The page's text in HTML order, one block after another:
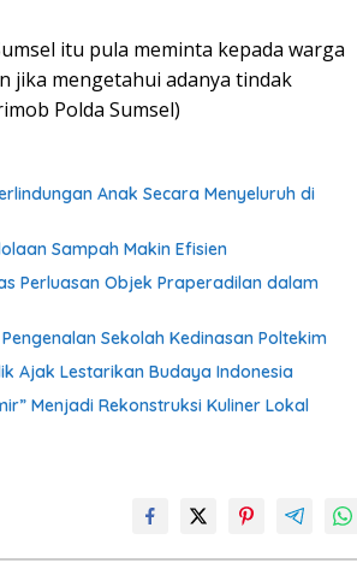
itu pula meminta kepada warga
jika mengetahui adanya tindak
Polda Sumsel)
Anak Secara Menyeluruh di
Sampah Makin Efisien
Perluasan Objek Praperadilan dalam
Sekolah Kedinasan Poltekim
Ajak Lestarikan Budaya Indonesia
Menjadi Rekonstruksi Kuliner Lokal